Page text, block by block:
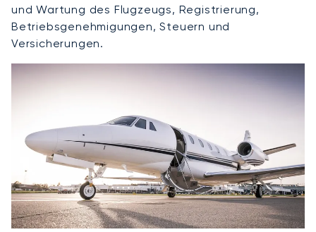
und Wartung des Flugzeugs, Registrierung,
Betriebsgenehmigungen, Steuern und
Versicherungen.